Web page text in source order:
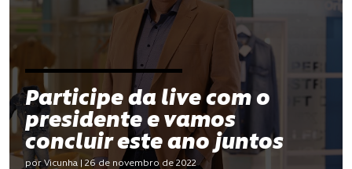
Participe da live com o
presidente e vamos
concluir este ano juntos
por Vicunha | 26 de novembro de 2022